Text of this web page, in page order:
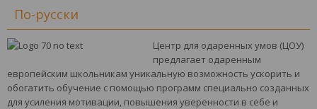
По-русски
Центр для одаренных умов (ЦОУ)
предлагает одаренным
европейским школьникам уникальную возможность ускорить и
обогатить обучение с помощью программ специально созданных
для усиления мотивации, повышения уверенности в себе и